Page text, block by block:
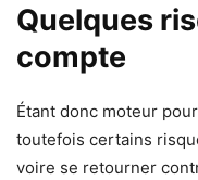
Quelques
compte
Étant donc moteur
toutefois certains
voire se retourner